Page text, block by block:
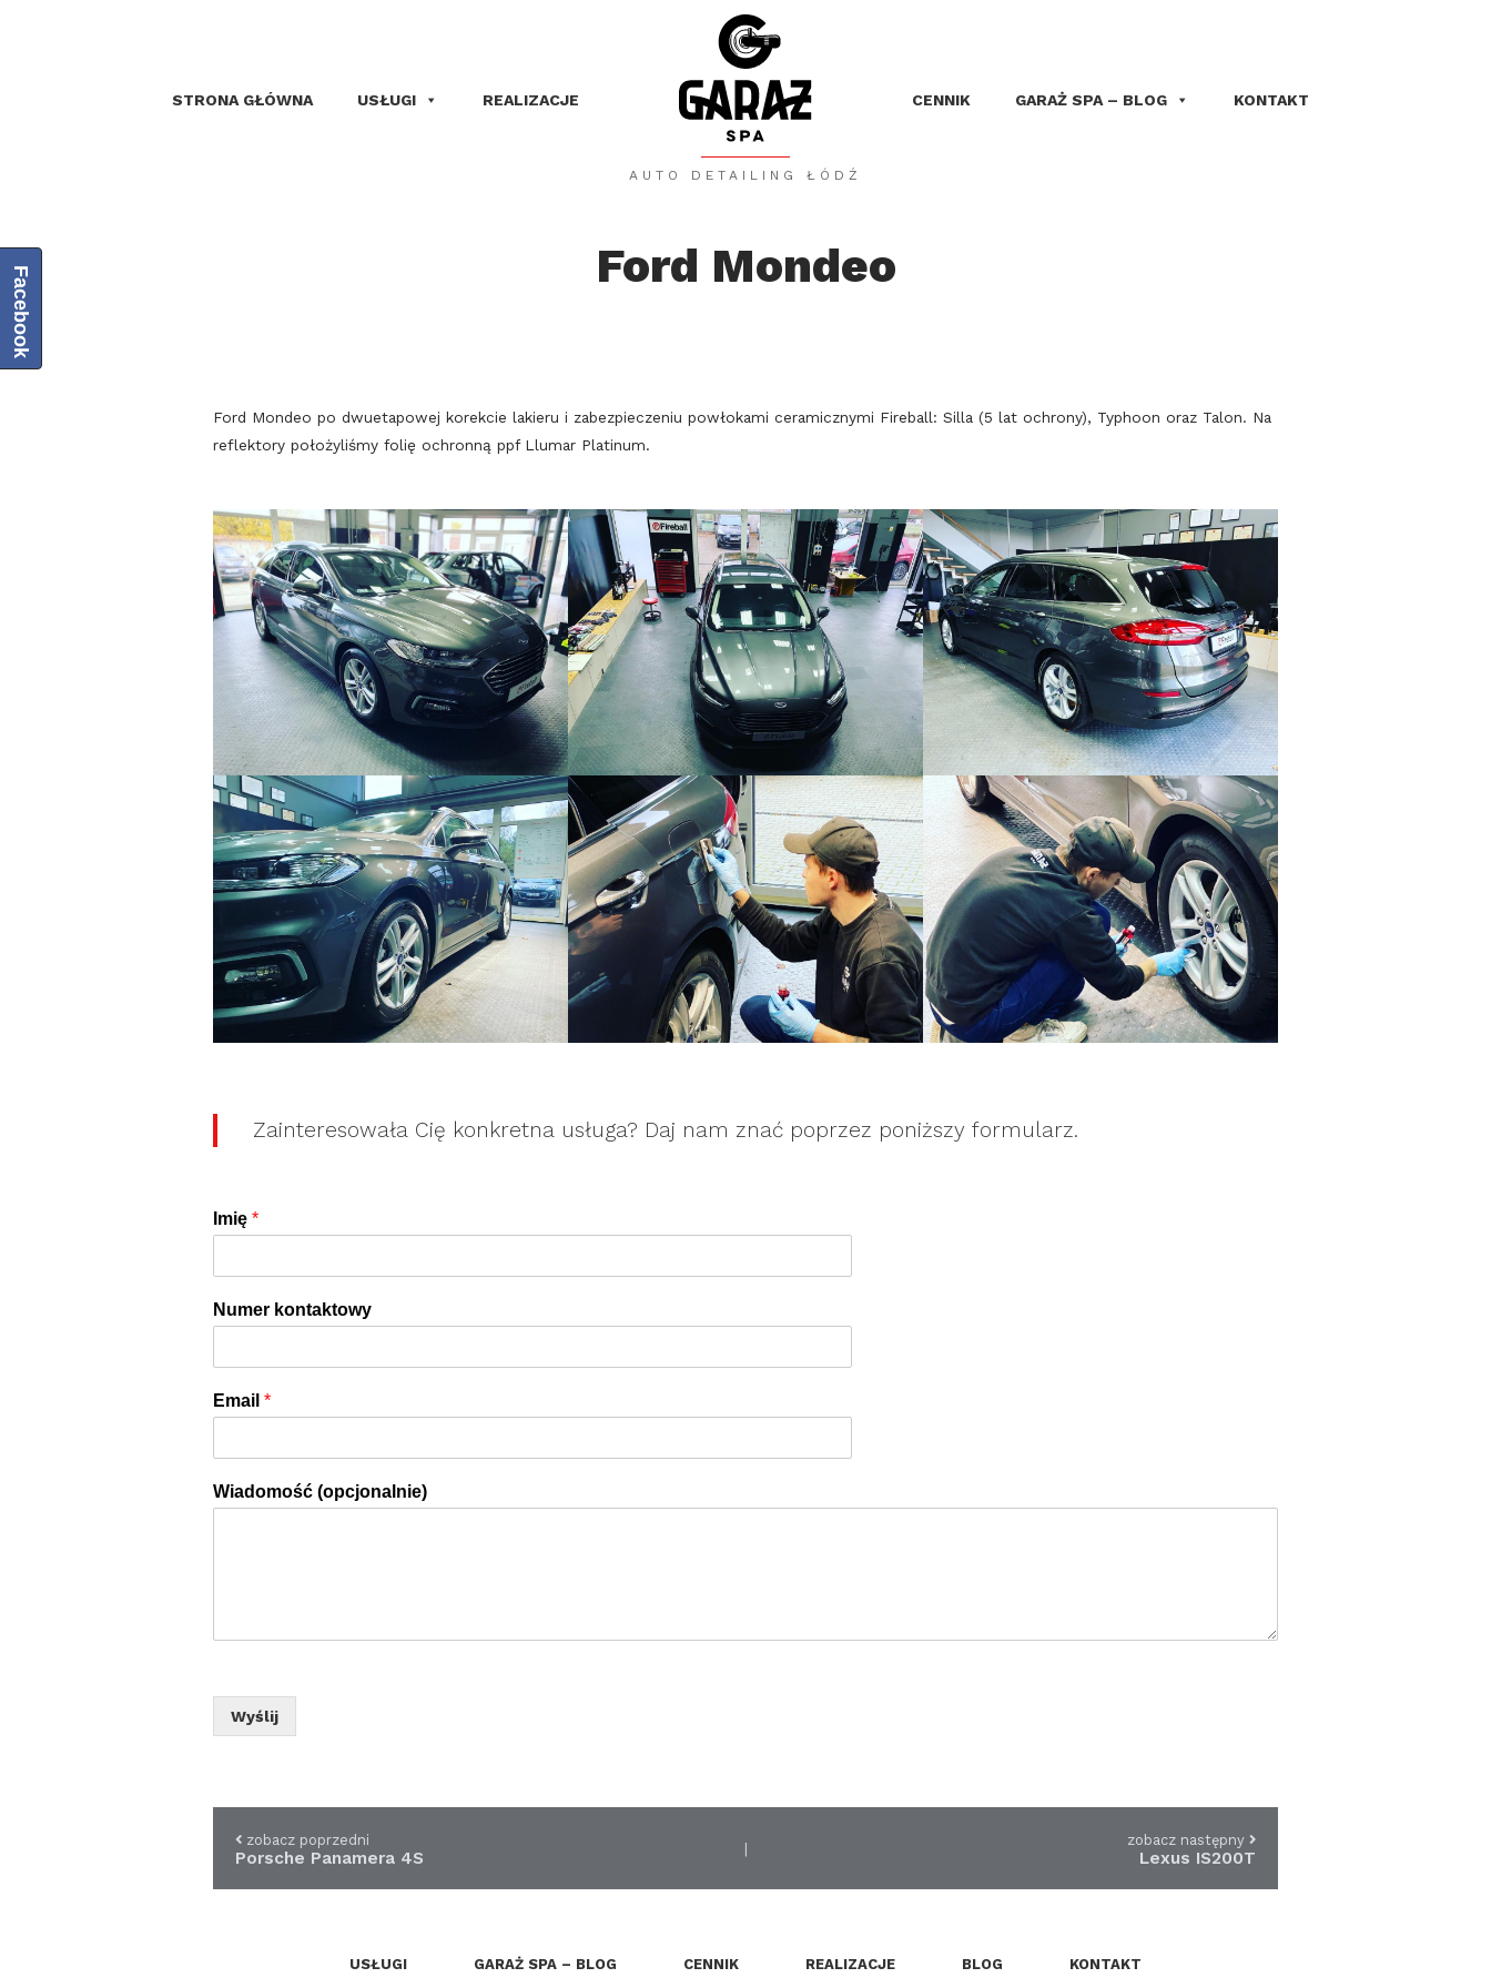
STRONA GŁÓWNA USŁUGI REALIZACJE
AUTO DETAILING ŁÓDŹ
CENNIK GARAŻ SPA – BLOG KONTAKT
Ford Mondeo
Ford Mondeo po dwuetapowej korekcie lakieru i zabezpieczeniu powłokami ceramicznymi Fireball: Silla (5 lat ochrony), Typhoon oraz Talon. Na
reflektory położyliśmy folię ochronną ppf Llumar Platinum.
Zainteresowała Cię konkretna usługa? Daj nam znać poprzez poniższy formularz.
Imię *
Numer kontaktowy
Email *
Wiadomość (opcjonalnie)
Wyślij
zobacz poprzedni
Porsche Panamera 4S | zobacz następny
Lexus IS200T
USŁUGI GARAŻ SPA – BLOG CENNIK REALIZACJE BLOG KONTAKT
Facebook